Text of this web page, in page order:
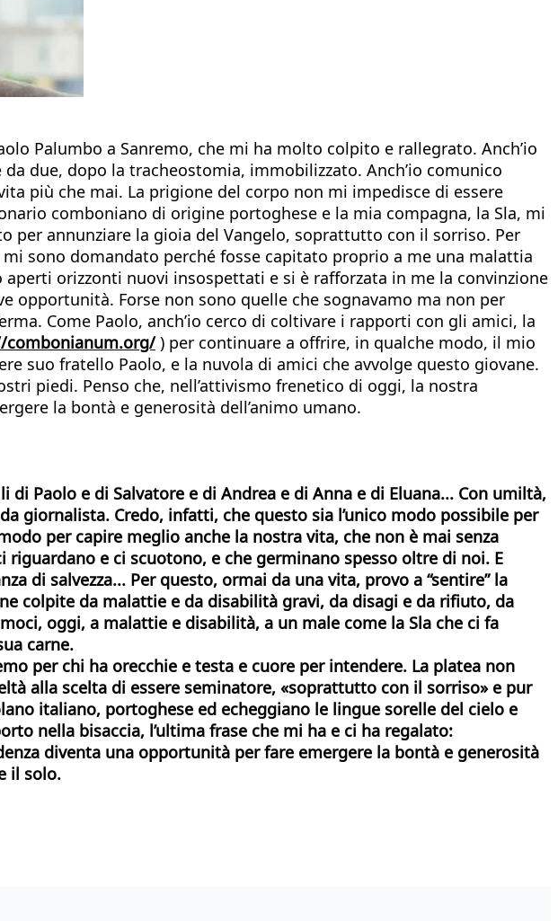
Palumbo a Sanremo, che mi ha molto colpito e rallegrato. Anch’io
due, dopo la tracheostomia, immobilizzato. Anch’io comunico
più che mai. La prigione del corpo non mi impedisce di essere
comboniano di origine portoghese e la mia compagna, la Sla, mi
per annunziare la gioia del Vangelo, soprattutto con il sorriso. Per
sono domandato perché fosse capitato proprio a me una malattia
orizzonti nuovi insospettati e si è rafforzata in me la convinzione
opportunità. Forse non sono quelle che sognavamo ma non per
Come Paolo, anch’io cerco di coltivare i rapporti con gli amici, la
combonianum.org/) per continuare a offrire, in qualche modo, il mio
suo fratello Paolo, e la nuvola di amici che avvolge questo giovane.
piedi. Penso che, nell’attivismo frenetico di oggi, la nostra
la bontà e generosità dell’animo umano.
Paolo e di Salvatore e di Andrea e di Anna e di Eluana... Con umiltà,
giornalista. Credo, infatti, che questo sia l’unico modo possibile per
per capire meglio anche la nostra vita, che non è mai senza
riguardano e ci scuotono, e che germinano spesso oltre di noi. E
di salvezza... Per questo, ormai da una vita, provo a “sentire” la
colpite da malattie e da disabilità gravi, da disagi e da rifiuto, da
oggi, a malattie e disabilità, a un male come la Sla che ci fa
carne.
per chi ha orecchie e testa e cuore per intendere. La platea non
alla scelta di essere seminatore, «soprattutto con il sorriso» e pur
italiano, portoghese ed echeggiano le lingue sorelle del cielo e
nella bisaccia, l’ultima frase che mi ha e ci ha regalato:
diventa una opportunità per fare emergere la bontà e generosità
il solo.